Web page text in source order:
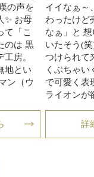
の声を
✨ お母
て「こ
のは 黒
房。
地とい
ン（ウ
イイなぁ～
わったけど
なぁ」と
いたそう(
つけられて
くぶちゃい
で可愛く表
ライオンが
詳